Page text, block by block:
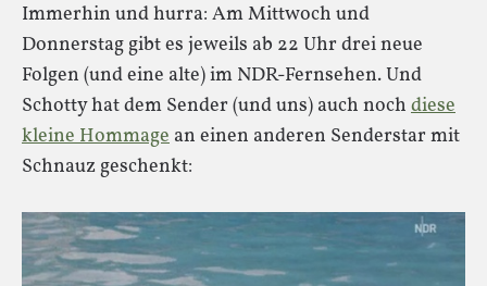
Immerhin und hurra: Am Mittwoch und
Donnerstag gibt es jeweils ab 22 Uhr drei neue
Folgen (und eine alte) im NDR-Fernsehen. Und
Schotty hat dem Sender (und uns) auch noch diese
kleine Hommage an einen anderen Senderstar mit
Schnauz geschenkt: